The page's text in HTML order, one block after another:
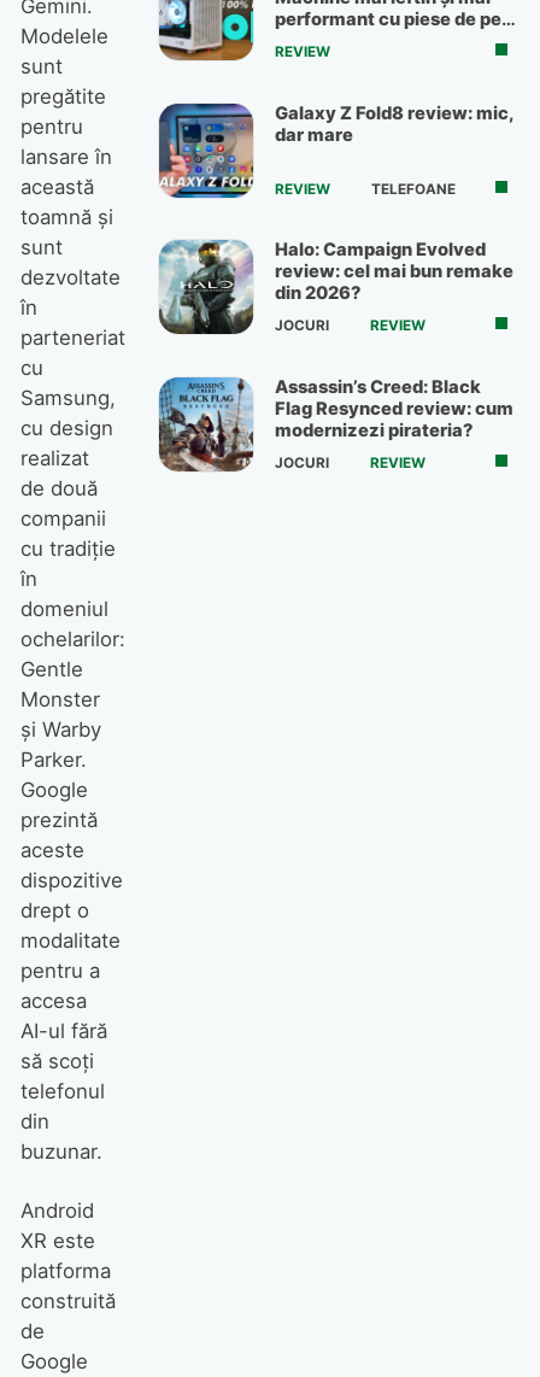
Gemini.
Modelele
sunt
pregătite
pentru
lansare în
această
toamnă și
sunt
dezvoltate
în
parteneriat
cu
Samsung,
cu design
realizat
de două
companii
cu tradiție
în
domeniul
ochelarilor:
Gentle
Monster
și Warby
Parker.
Google
prezintă
aceste
dispozitive
drept o
modalitate
pentru a
accesa
AI-ul fără
să scoți
telefonul
din
buzunar.
Android
XR este
platforma
construită
de
Google
performant cu piese de pe
OLX
REVIEW
Galaxy Z Fold8 review: mic,
dar mare
REVIEW TELEFOANE
Halo: Campaign Evolved
review: cel mai bun remake
din 2026?
JOCURI REVIEW
Assassin’s Creed: Black
Flag Resynced review: cum
modernizezi pirateria?
JOCURI REVIEW